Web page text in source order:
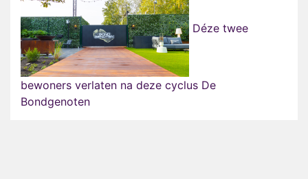
Déze twee
bewoners verlaten na deze cyclus De
Bondgenoten